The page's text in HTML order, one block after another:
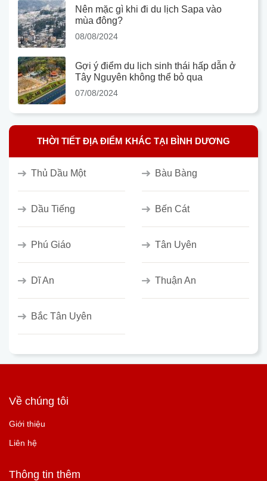
Nên mặc gì khi đi du lịch Sapa vào
mùa đông?
08/08/2024
Gợi ý điểm du lịch sinh thái hấp dẫn ở
Tây Nguyên không thể bỏ qua
07/08/2024
THỜI TIẾT ĐỊA ĐIỂM KHÁC TẠI BÌNH DƯƠNG
Thủ Dầu Một Bàu Bàng
Dầu Tiếng Bến Cát
Phú Giáo Tân Uyên
Dĩ An Thuận An
Bắc Tân Uyên
Về chúng tôi
Giới thiệu
Liên hệ
Thông tin thêm